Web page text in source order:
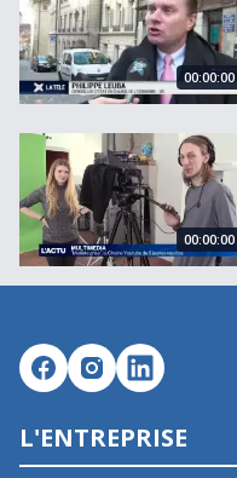
00:00:00
&quot;Matière
00:00:00
L'ENTREPRISE